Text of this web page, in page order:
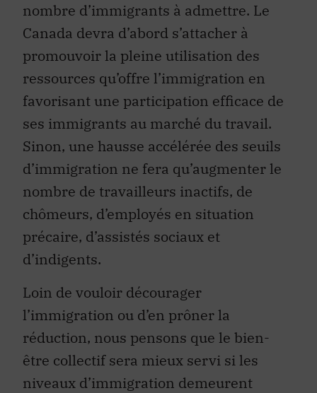
nombre d’immigrants à admettre. Le
Canada devra d’abord s’attacher à
promouvoir la pleine utilisation des
ressources qu’offre l’immigration en
favorisant une participation efficace de
ses immigrants au marché du travail.
Sinon, une hausse accélérée des seuils
d’immigration ne fera qu’augmenter le
nombre de travailleurs inactifs, de
chômeurs, d’employés en situation
précaire, d’assistés sociaux et
d’indigents.
Loin de vouloir décourager
l’immigration ou d’en prôner la
réduction, nous pensons que le bien-
être collectif sera mieux servi si les
niveaux d’immigration demeurent